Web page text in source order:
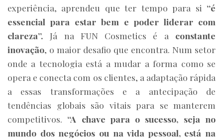
experiência, aprendeu que ter tempo para si “é
essencial para estar bem e poder liderar com
clareza”.Já na FUN Cosmetics é a constante
inovação, o maior desafio que encontra. Num setor
onde a tecnologia está a mudar a forma como se
opera e conecta com os clientes, a adaptação rápida
a essas transformações e a antecipação de
tendências globais são vitais para se manterem
competitivos. “A chave para o sucesso, seja no
mundo dos negócios ou na vida pessoal, está na